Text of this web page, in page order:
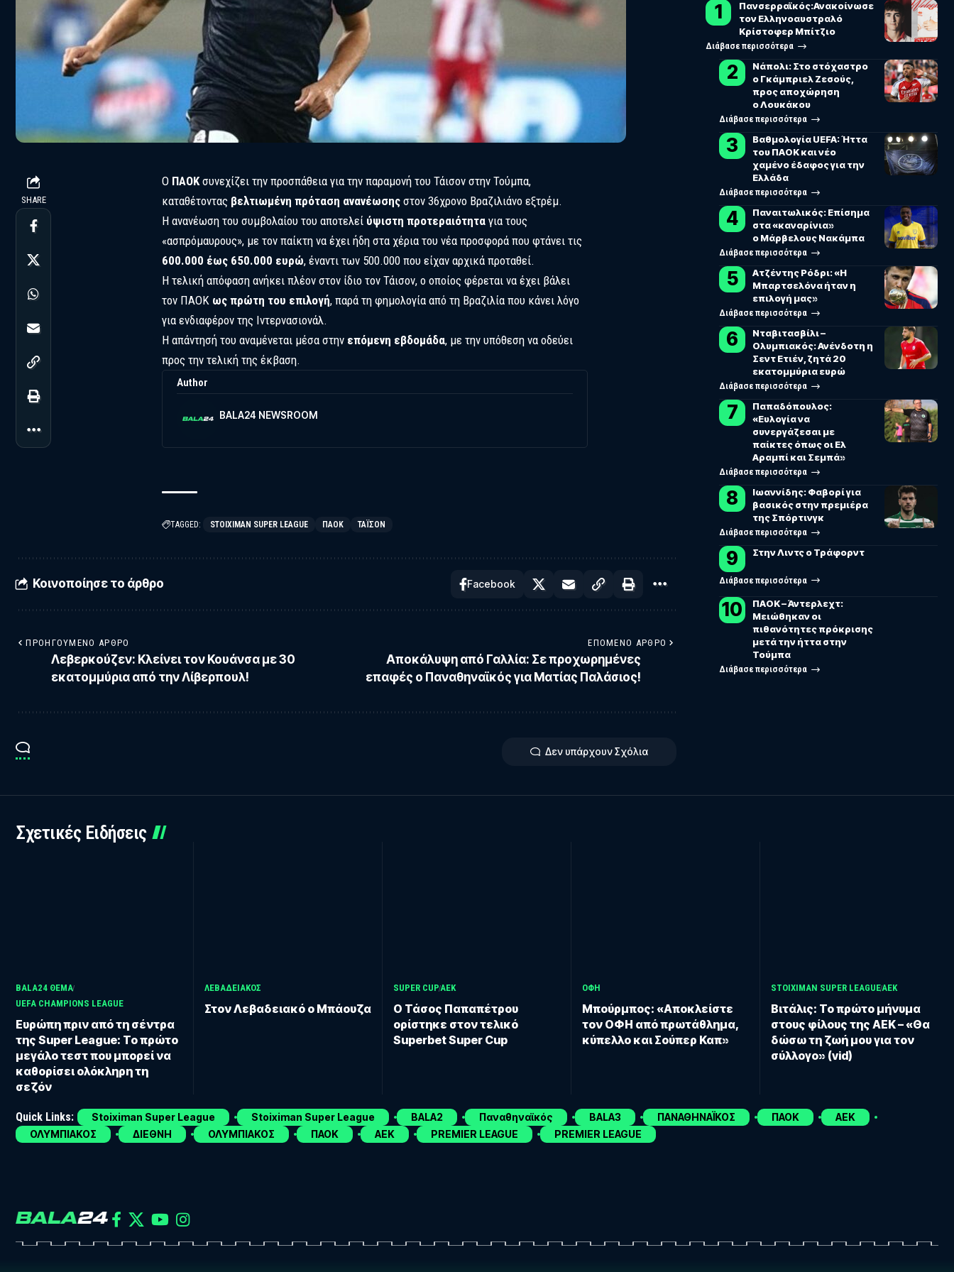
SHARE
ΟΠΑΟΚσυνεχίζει την προσπάθεια για την παραμονή του Τάισον στην Τούμπα,
καταθέτοντας βελτιωμένη πρόταση ανανέωσηςστον 36χρονο Βραζιλιάνο εξτρέμ.
Η ανανέωση του συμβολαίου του αποτελεί ύψιστη προτεραιότηταγια τους
«ασπρόμαυρους», με τον παίκτη να έχει ήδη στα χέρια του νέα προσφορά που φτάνει τις
600.000 έως 650.000 ευρώ, έναντι των 500.000 που είχαν αρχικά προταθεί.
Η τελική απόφαση ανήκει πλέον στον ίδιο τον Τάισον, ο οποίος φέρεται να έχει βάλει
τον ΠΑΟΚ ως πρώτη του επιλογή, παρά τη φημολογία από τη Βραζιλία που κάνει λόγο
για ενδιαφέρον της Ιντερνασιονάλ.
Η απάντησή του αναμένεται μέσα στην επόμενη εβδομάδα, με την υπόθεση να οδεύει
προς την τελική της έκβαση.
Author
BALA24 NEWSROOM
TAGGED: STOIXIMAN SUPER LEAGUE ΠΑΟΚ ΤΆΙΣΟΝ
Κοινοποίησε το άρθρο Facebook
ΠΡΟΗΓΟΎΜΕΝΟ ΆΡΘΡΟ
Λεβερκούζεν: Κλείνει τον Κουάνσα με 30
εκατομμύρια από την Λίβερπουλ!
ΕΠΌΜΕΝΟ ΆΡΘΡΟ
Αποκάλυψη από Γαλλία: Σε προχωρημένες
επαφές ο Παναθηναϊκός για Ματίας Παλάσιος!
Δεν υπάρχουν Σχόλια
Πανσερραϊκός:Ανακοίνωσε
τον Ελληνοαυστραλό
Κρίστοφερ Μπίτζιο
Διάβασε περισσότερα
Νάπολι: Στο στόχαστρο
ο Γκάμπριελ Ζεσούς,
προς αποχώρηση
ο Λουκάκου
Διάβασε περισσότερα
Βαθμολογία UEFA: Ήττα
του ΠΑΟΚ και νέο
χαμένο έδαφος για την
Ελλάδα
Διάβασε περισσότερα
Παναιτωλικός: Επίσημα
στα «καναρίνια»
ο Μάρβελους Νακάμπα
Διάβασε περισσότερα
Ατζέντης Ρόδρι: «Η
Μπαρτσελόνα ήταν η
επιλογή μας»
Διάβασε περισσότερα
Νταβιτασβίλι –
Ολυμπιακός: Ανένδοτη η
Σεντ Ετιέν, ζητά 20
εκατομμύρια ευρώ
Διάβασε περισσότερα
Παπαδόπουλος:
«Ευλογία να
συνεργάζεσαι με
παίκτες όπως οι Ελ
Αραμπί και Σεμπά»
Διάβασε περισσότερα
Ιωαννίδης: Φαβορί για
βασικός στην πρεμιέρα
της Σπόρτινγκ
Διάβασε περισσότερα
Στην Λιντς ο Τράφορντ
Διάβασε περισσότερα
ΠΑΟΚ – Άντερλεχτ:
Μειώθηκαν οι
πιθανότητες πρόκρισης
μετά την ήττα στην
Τούμπα
Διάβασε περισσότερα
Σχετικές Ειδήσεις
BALA24 ΘΕΜΑ
UEFA CHAMPIONS LEAGUE
Ευρώπη πριν από τη σέντρα
της Super League: Το πρώτο
μεγάλο τεστ που μπορεί να
καθορίσει ολόκληρη τη
σεζόν
ΛΕΒΑΔΕΙΑΚΟΣ
Στον Λεβαδειακό ο Μπάουζα
SUPER CUPΑΕΚ
O Τάσος Παπαπέτρου
ορίστηκε στον τελικό
Superbet Super Cup
ΟΦΗ
Μπούρμπος: «Αποκλείστε
τον ΟΦΗ από πρωτάθλημα,
κύπελλο και Σούπερ Καπ»
STOIXIMAN SUPER LEAGUEΑΕΚ
Βιτάλις: Το πρώτο μήνυμα
στους φίλους της ΑΕΚ – «Θα
δώσω τη ζωή μου για τον
σύλλογο» (vid)
Quick Links: Stoiximan Super League Stoiximan Super League BALA2 Παναθηναϊκός BALA3 ΠΑΝΑΘΗΝΑΪΚΟΣ ΠΑΟΚ
ΑΕΚ
ΟΛΥΜΠΙΑΚΟΣ
ΔΙΕΘΝΗ ΟΛΥΜΠΙΑΚΟΣ ΠΑΟΚ ΑΕΚ PREMIER LEAGUE PREMIER LEAGUE